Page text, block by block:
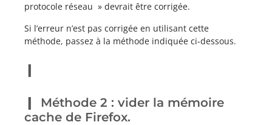
protocole réseau » devrait être corrigée.
Si l’erreur n’est pas corrigée en utilisant cette
méthode, passez à la méthode indiquée ci-dessous.
Méthode 2 : vider la mémoire
cache de Firefox.